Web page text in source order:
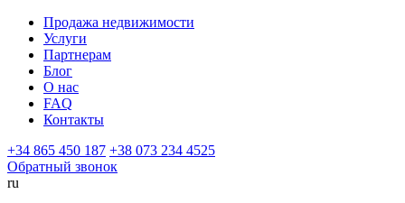
Продажа недвижимости
Услуги
Партнерам
Блог
О нас
FAQ
Контакты
+34 865 450 187 +38 073 234 4525
Обратный звонок
ru